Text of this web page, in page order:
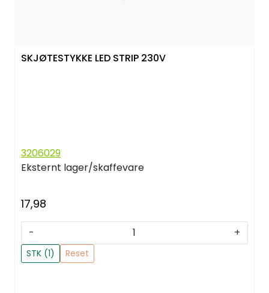
SKJØTESTYKKE LED STRIP 230V
3206029
Eksternt lager/skaffevare
17,98
- +
STK (1) Reset